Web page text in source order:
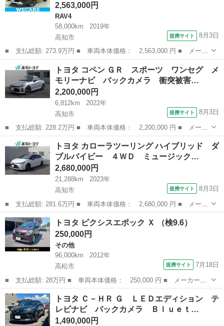
2,563,000円
RAV4
58,000km
2019年
高知市
提携サイト 8月3日
■ 支払総額: 273.9万円 ■ 車両本体価格： 2,563,000 円 ■ メーカ
ー名： トヨタ ■ 車種名： ＲＡＶ４ ■ グレード名： ４ＷＤア
ドベンチャー 新品タイヤ／純正 ８インチ ＳＤナビ／トヨタセー
フティセ...
高知 高知市 RAV4
トヨタ コペン ＧＲ スポーツ ワンセグ メ
モリーナビ バックカメラ 衝突被害…
2,200,000円
6,812km
2022年
高知市
提携サイト 8月3日
■ 支払総額: 228.2万円 ■ 車両本体価格： 2,200,000 円 ■ メーカ
ー名： トヨタ ■ 車種名： コペン ■ グレード名： ＧＲ スポ
ーツ ワンセグ メモリーナビ バックカメラ 衝突被害軽減システ
ム ＥＴ...
高知 高知市 トヨタ
トヨタ カローラツーリング ハイブリッド ダ
ブルバイビー ４ＷＤ ミュージック…
2,680,000円
21,288km
2023年
高知市
提携サイト 8月3日
■ 支払総額: 281.6万円 ■ 車両本体価格： 2,680,000 円 ■ メーカ
ー名： トヨタ ■ 車種名： カローラツーリング ■ グレード
名： ハイブリッド ダブルバイビー ４ＷＤ ミュージックプレイ
ヤー接続可 ...
高知 高知市 トヨタ
トヨタ ピクシスエポック Ｘ （検9.6）
250,000円
その他
96,000km
2012年
高松市
提携サイト 7月18日
■ 支払総額: 28万円 ■ 車両本体価格： 250,000 円 ■ メーカー
名： トヨタ ■ 車種名： ピクシスエポック ■ グレード名： Ｘ
■ 排気量： 660cc ■ ドア枚数： 5D ■ ミッション： CVT ■...
香川 高松市 その他
トヨタ Ｃ－ＨＲ Ｇ ＬＥＤエディション テ
レビナビ バックカメラ Ｂｌｕｅｔ…
1,490,000円